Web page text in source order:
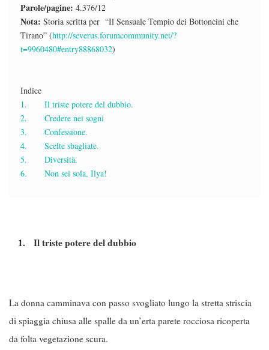
Parole/pagine: 4.376/12
Nota: Storia scritta per “Il Sensuale Tempio dei Bottoncini che
Tirano” (http://severus.forumcommunity.net/?
t=9960480#entry88868032)
Indice
1. Il triste potere del dubbio.
2. Credere nei sogni
3. Confessione.
4. Scelte sbagliate.
5. Diversità.
6. Non sei sola, Ilya!
1. Il triste potere del dubbio
La donna camminava con passo svogliato lungo la stretta striscia
di spiaggia chiusa alle spalle da un’erta parete rocciosa ricoperta
da folta vegetazione scura.